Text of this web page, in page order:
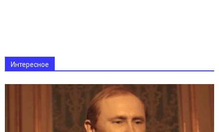
Интересное